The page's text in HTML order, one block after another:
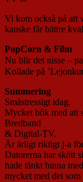
Vi kom också på att
kanske får bättre
PopCorn & Film
Nu blir det nisse –
Kollade på
Summering
Småstressigt idag.
Mycket bôk med att
Bredband
& Digital-TV.
Är ärligt riktigt j-a
Datorerna har skött
hade tänkt hinna
mycket med det